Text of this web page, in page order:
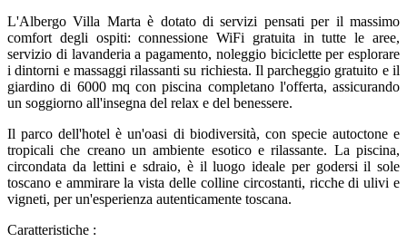
L'Albergo Villa Marta è dotato di servizi pensati per il massimo
comfort degli ospiti: connessione WiFi gratuita in tutte le aree,
servizio di lavanderia a pagamento, noleggio biciclette per esplorare
i dintorni e massaggi rilassanti su richiesta. Il parcheggio gratuito e il
giardino di 6000 mq con piscina completano l'offerta, assicurando
un soggiorno all'insegna del relax e del benessere.
Il parco dell'hotel è un'oasi di biodiversità, con specie autoctone e
tropicali che creano un ambiente esotico e rilassante. La piscina,
circondata da lettini e sdraio, è il luogo ideale per godersi il sole
toscano e ammirare la vista delle colline circostanti, ricche di ulivi e
vigneti, per un'esperienza autenticamente toscana.
Caratteristiche :